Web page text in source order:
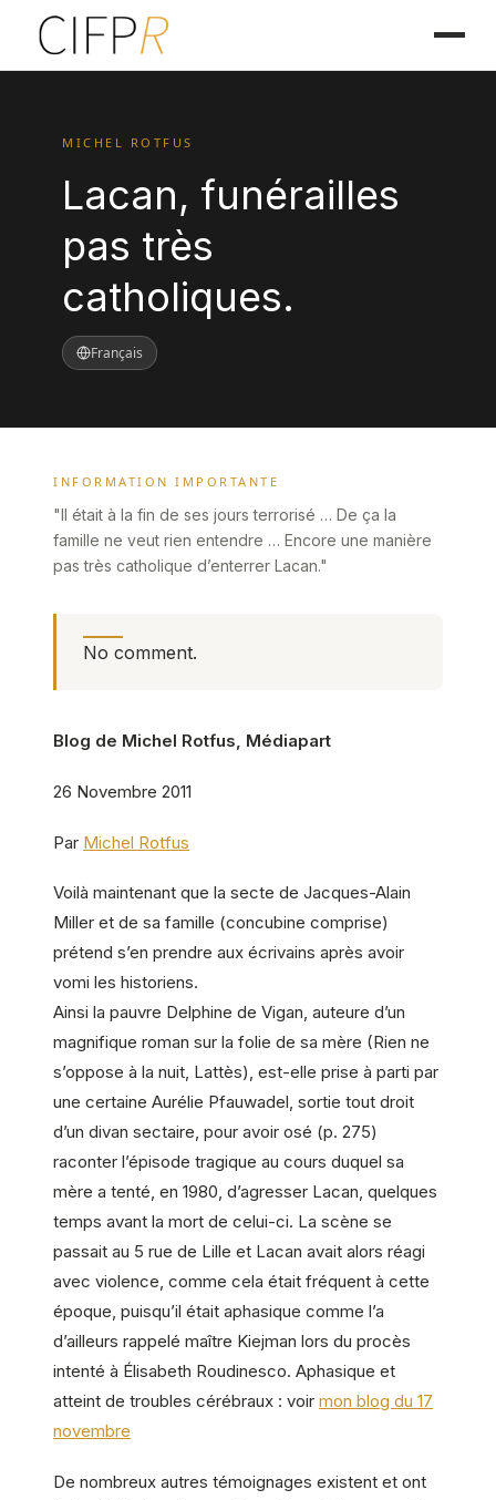
MICHEL ROTFUS
Lacan, funérailles
pas très
catholiques.
Français
INFORMATION IMPORTANTE
"Il était à la fin de ses jours terrorisé … De ça la
famille ne veut rien entendre … Encore une manière
pas très catholique d’enterrer Lacan."
No comment.
Blog de Michel Rotfus, Médiapart
26 Novembre 2011
Par Michel Rotfus
Voilà maintenant que la secte de Jacques-Alain
Miller et de sa famille (concubine comprise)
prétend s’en prendre aux écrivains après avoir
vomi les historiens.
Ainsi la pauvre Delphine de Vigan, auteure d’un
magnifique roman sur la folie de sa mère (Rien ne
s’oppose à la nuit, Lattès), est-elle prise à parti par
une certaine Aurélie Pfauwadel, sortie tout droit
d’un divan sectaire, pour avoir osé (p. 275)
raconter l’épisode tragique au cours duquel sa
mère a tenté, en 1980, d’agresser Lacan, quelques
temps avant la mort de celui-ci. La scène se
passait au 5 rue de Lille et Lacan avait alors réagi
avec violence, comme cela était fréquent à cette
époque, puisqu’il était aphasique comme l’a
d’ailleurs rappelé maître Kiejman lors du procès
intenté à Élisabeth Roudinesco. Aphasique et
atteint de troubles cérébraux : voir mon blog du 17
novembre
De nombreux autres témoignages existent et ont